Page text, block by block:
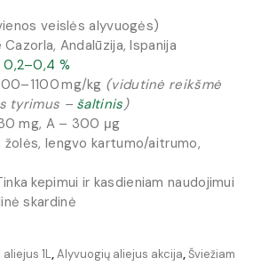
veislės alyvuogės)
Andalūzija, Ispanija
0,2–0,4 %
mg/kg (vidutinė reikšmė
tyrimus – šaltinis)
mg, A – 300 μg
žolės, lengvo kartumo/aitrumo,
kepimui ir kasdieniam naudojimui
skardinė
1L,Alyvuogių aliejus akcija,Šviežiam